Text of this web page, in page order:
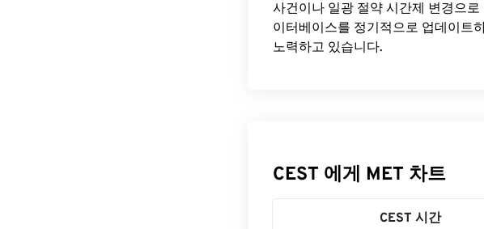
사건이나 일광 절약 시간제 변경으
이터베이스를 정기적으로 업데이트
노력하고 있습니다.
CEST 에게 MET 차트
CEST 시간